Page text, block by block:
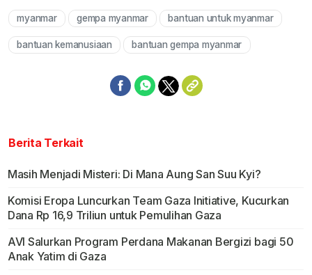
Mute
myanmar gempa myanmar bantuan untuk myanmar
bantuan kemanusiaan bantuan gempa myanmar
Berita Terkait
Masih Menjadi Misteri: Di Mana Aung San Suu Kyi?
Komisi Eropa Luncurkan Team Gaza Initiative, Kucurkan
Dana Rp 16,9 Triliun untuk Pemulihan Gaza
AVI Salurkan Program Perdana Makanan Bergizi bagi 50
Anak Yatim di Gaza